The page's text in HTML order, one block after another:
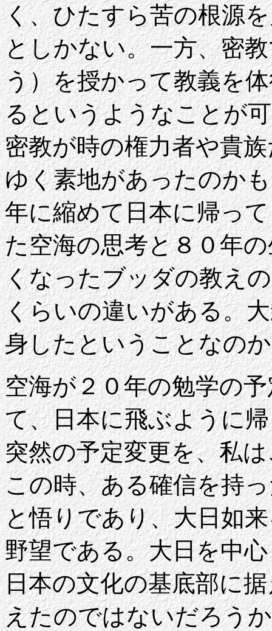
く、ひたすら苦の根源
としかない。一方、密
う）を授かって教義を
るというようなことが
密教が時の権力者や貴
ゆく素地があったのか
年に縮めて日本に帰っ
た空海の思考と８０年
くなったブッダの教え
くらいの違いがある。
身したということなの
空海が２０年の勉学の
て、日本に飛ぶように
突然の予定変更を、私
この時、ある確信を持
と悟りであり、大日如
野望である。大日を中
日本の文化の基底部に
えたのではないだろう